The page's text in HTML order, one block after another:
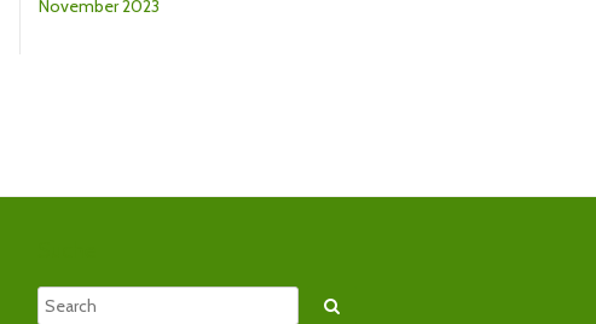
November 2023
Search